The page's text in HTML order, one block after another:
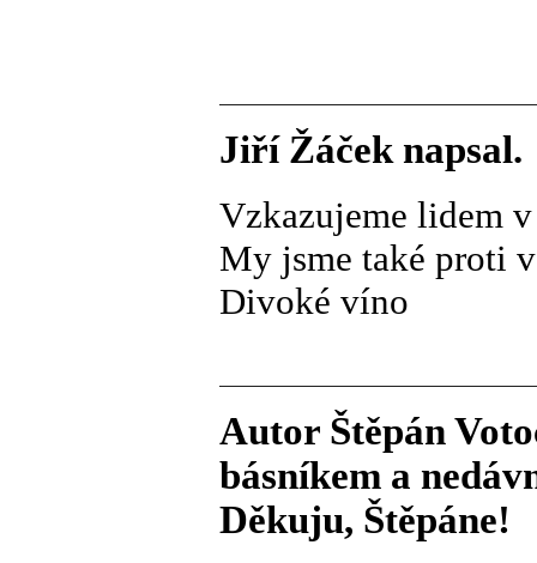
Jiří Žáček napsal.
Vzkazujeme lidem
My jsme také proti
Divoké víno
Autor Štěpán
básníkem a
Děkuju, Štěpáne!